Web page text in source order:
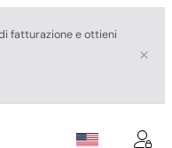
fatturazione e ottieni